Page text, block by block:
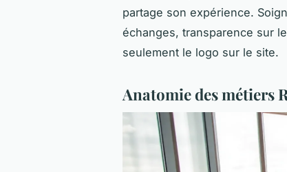
partage son expérience.
échanges, transparence sur
seulement le logo sur le site.
Anatomie des métiers